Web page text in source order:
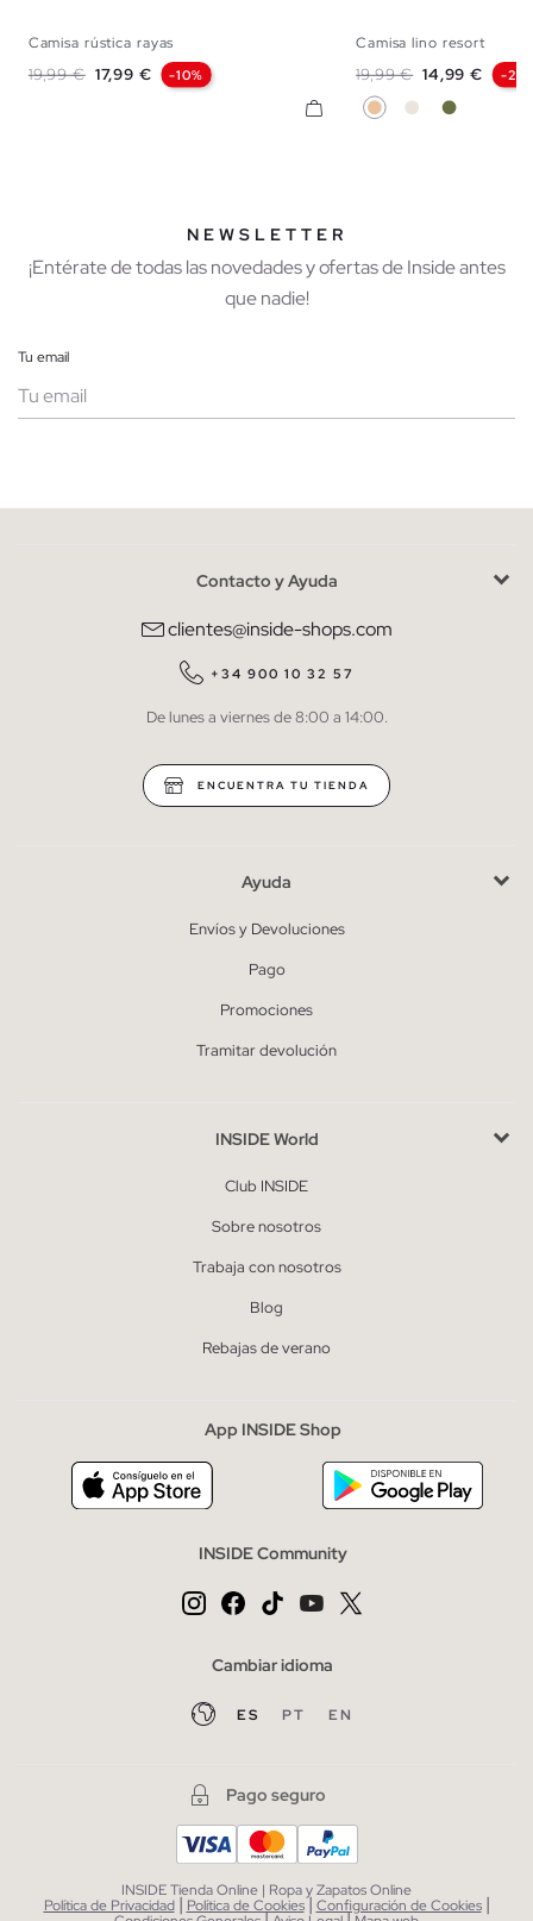
M
Camisa rústica rayas
Precio base
19,99 € Precio
17,99 € -10%
Camisa lino resort
Precio base
19,99 € Precio
14,99 € -
BeigeCrudo
Kaki
NEWSLETTER
¡Entérate de todas las novedades y ofertas de Inside antes
que nadie!
Tu email
He leído y entiendo lapolítica de privacidad
QUIERO SUSCRIBIRME
* Puedes cancelar la suscripción en cualquier momento.
Contacto y Ayuda
clientes@inside-shops.com
+34 900 10 32 57
De lunes a viernes de 8:00 a 14:00.
ENCUENTRA TU TIENDA
Ayuda
Envíos y Devoluciones
Pago
Promociones
Tramitar devolución
INSIDE World
Club INSIDE
Sobre nosotros
Trabaja con nosotros
Blog
Rebajas de verano
App INSIDE Shop
INSIDE Community
Cambiar idioma
ES PT EN
Pago seguro
INSIDE Tienda Online | Ropa y Zapatos Online
Política de Privacidad | Política de Cookies| Configuración de Cookies |